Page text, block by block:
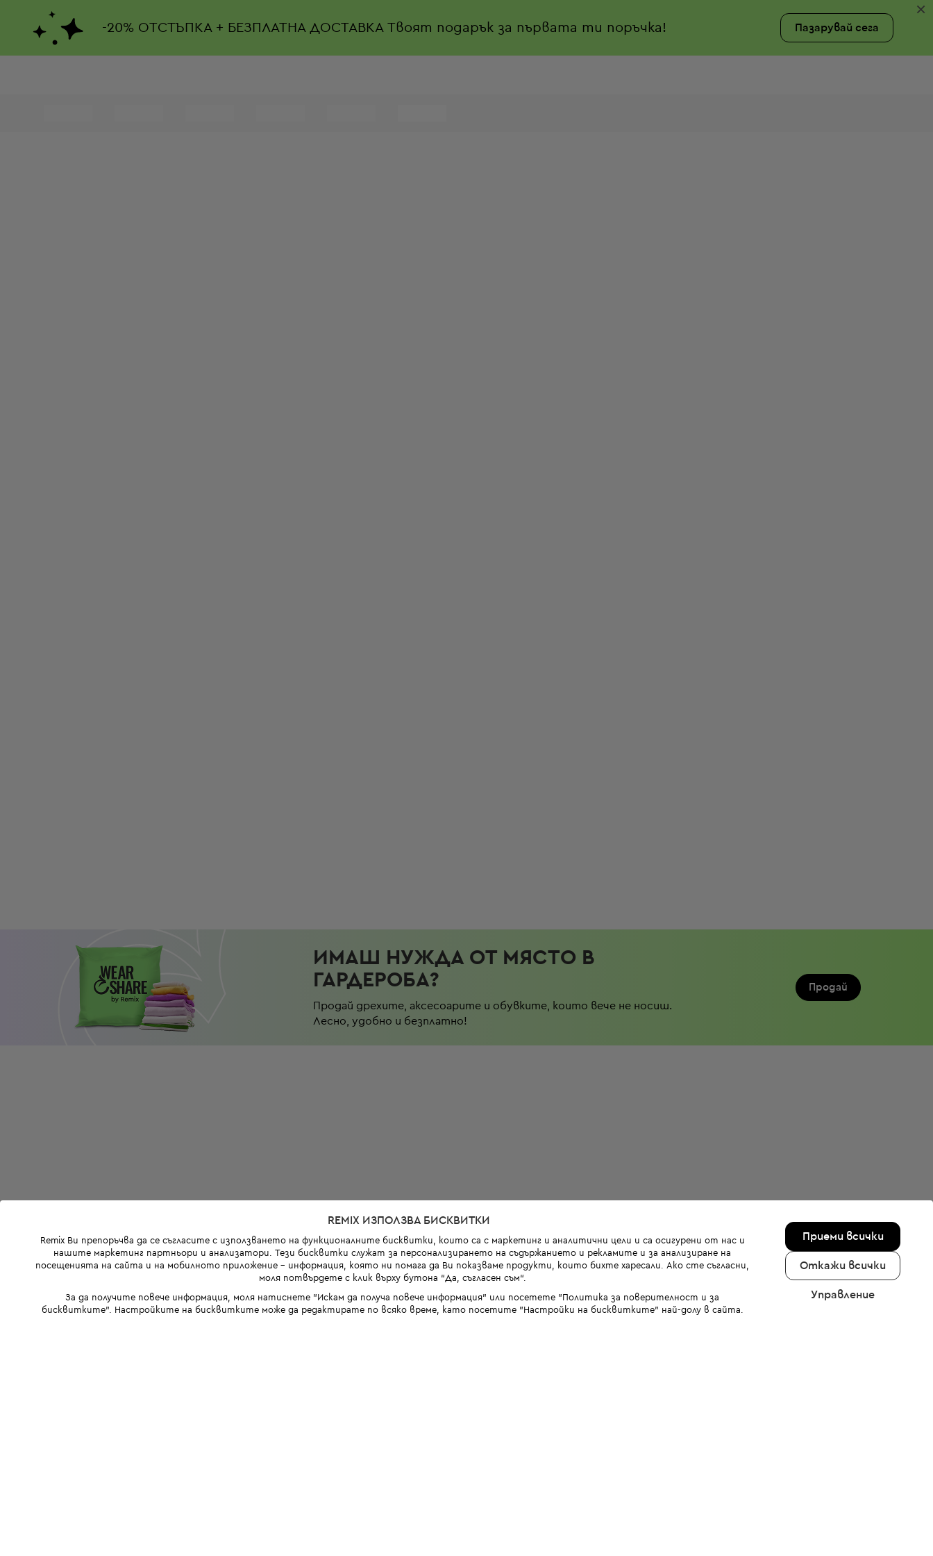
-20% ОТСТЪПКА + БЕЗПЛАТНА ДОСТАВКАТвоят подарък за първата ти поръчка! Пазарувай сега
×
ИМАШ НУЖДА ОТ МЯСТО В
ГАРДЕРОБА?
Продай дрехите, аксесоарите и обувките, които вече не носиш.
Лесно, удобно и безплатно!
Продай
REMIX ИЗПОЛЗВА БИСКВИТКИ
Remix Ви препоръчва да се съгласите с използването на функционалните бисквитки, които са с маркетинг и аналитични цели и са осигурени от нас и
нашите маркетинг партньори и анализатори. Тези бисквитки служат за персонализирането на съдържанието и рекламите и за анализиране на
посещенията на сайта и на мобилното приложение - информация, която ни помага да Ви показваме продукти, които бихте харесали. Ако сте съгласни,
моля потвърдете с клик върху бутона “Да, съгласен съм“.
За да получите повече информация, моля натиснете "Искам да получа повече информация" или посетете "Политика за поверителност и за
бисквитките". Настройките на бисквитките може да редактирате по всяко време, като посетите "Настройки на бисквитките" най-долу в сайта.
Приеми всички
Откажи всички
Управление